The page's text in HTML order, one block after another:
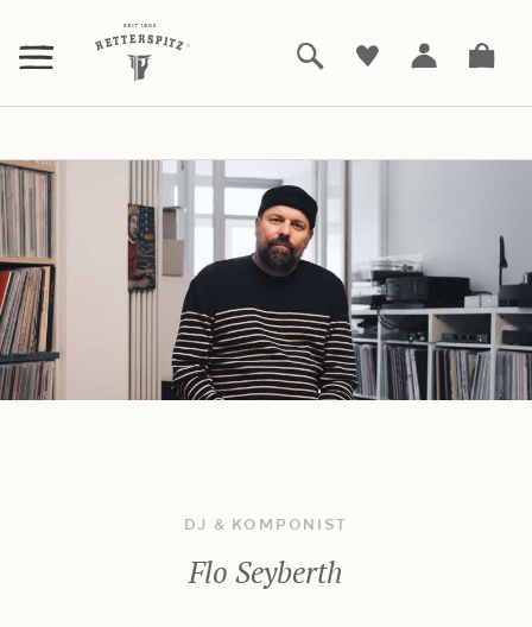
HAUPTINHALT
SPRINGEN
DJ & KOMPONIST
Flo Seyberth